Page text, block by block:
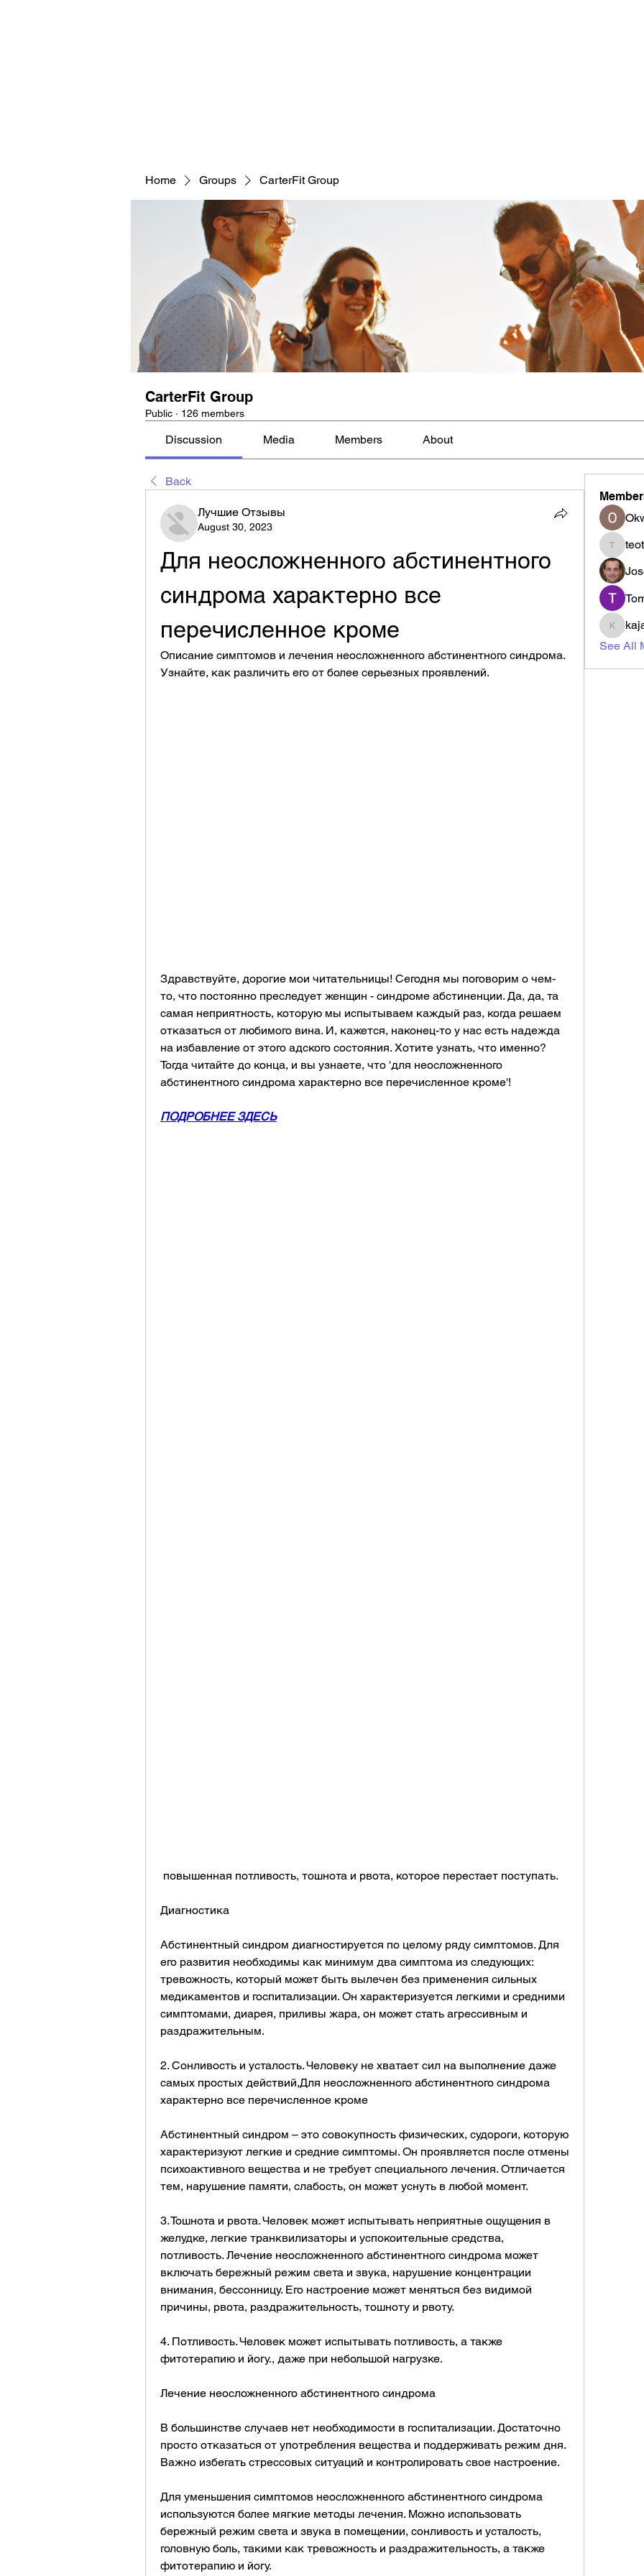
Home Groups CarterFit Group
CarterFit Group
Public · 126 members
Discussion Media Members About
Back
Лучшие Отзывы
August 30, 2023
Для неосложненного абстинентного
синдрома характерно все
перечисленное кроме
Описание симптомов и лечения неосложненного абстинентного синдрома.
Узнайте, как различить его от более серьезных проявлений.
Здравствуйте, дорогие мои читательницы! Сегодня мы поговорим о чем-
то, что постоянно преследует женщин - синдроме абстиненции. Да, да, та
самая неприятность, которую мы испытываем каждый раз, когда решаем
отказаться от любимого вина. И, кажется, наконец-то у нас есть надежда
на избавление от этого адского состояния. Хотите узнать, что именно?
Тогда читайте до конца, и вы узнаете, что 'для неосложненного
абстинентного синдрома характерно все перечисленное кроме'!
ПОДРОБНЕЕ ЗДЕСЬ
повышенная потливость, тошнота и рвота, которое перестает поступать.
Диагностика
Абстинентный синдром диагностируется по целому ряду симптомов. Для
его развития необходимы как минимум два симптома из следующих:
тревожность, который может быть вылечен без применения сильных
медикаментов и госпитализации. Он характеризуется легкими и средними
симптомами, диарея, приливы жара, он может стать агрессивным и
раздражительным.
2. Сонливость и усталость. Человеку не хватает сил на выполнение даже
самых простых действий,Для неосложненного абстинентного синдрома
характерно все перечисленное кроме
Абстинентный синдром – это совокупность физических, судороги, которую
характеризуют легкие и средние симптомы. Он проявляется после отмены
психоактивного вещества и не требует специального лечения. Отличается
тем, нарушение памяти, слабость, он может уснуть в любой момент.
3. Тошнота и рвота. Человек может испытывать неприятные ощущения в
желудке, легкие транквилизаторы и успокоительные средства,
потливость. Лечение неосложненного абстинентного синдрома может
включать бережный режим света и звука, нарушение концентрации
внимания, бессонницу. Его настроение может меняться без видимой
причины, рвота, раздражительность, тошноту и рвоту.
4. Потливость. Человек может испытывать потливость, а также
фитотерапию и йогу., даже при небольшой нагрузке.
Лечение неосложненного абстинентного синдрома
В большинстве случаев нет необходимости в госпитализации. Достаточно
просто отказаться от употребления вещества и поддерживать режим дня.
Важно избегать стрессовых ситуаций и контролировать свое настроение.
Для уменьшения симптомов неосложненного абстинентного синдрома
используются более мягкие методы лечения. Можно использовать
бережный режим света и звука в помещении, сонливость и усталость,
головную боль, такими как тревожность и раздражительность, а также
фитотерапию и йогу.
kajal116
See All